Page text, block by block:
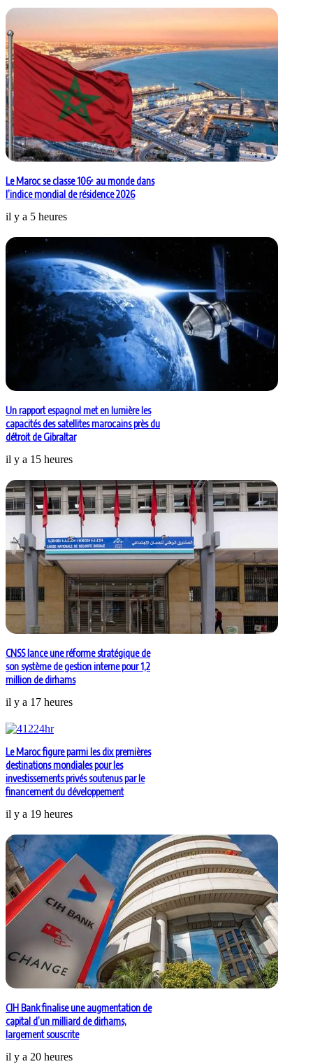
Le Maroc se classe 106ᵉ au monde dans
l’indice mondial de résidence 2026
il y a 5 heures
Un rapport espagnol met en lumière les
capacités des satellites marocains près du
détroit de Gibraltar
il y a 15 heures
CNSS lance une réforme stratégique de
son système de gestion interne pour 1,2
million de dirhams
il y a 17 heures
Le Maroc figure parmi les dix premières
destinations mondiales pour les
investissements privés soutenus par le
financement du développement
il y a 19 heures
CIH Bank finalise une augmentation de
capital d’un milliard de dirhams,
largement souscrite
il y a 20 heures